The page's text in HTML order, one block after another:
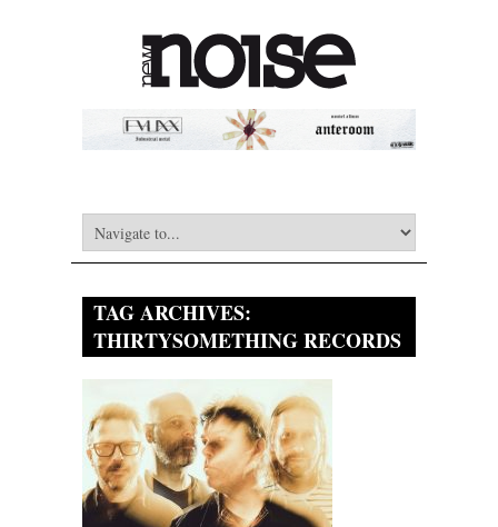
TAG ARCHIVES:
THIRTYSOMETHING RECORDS